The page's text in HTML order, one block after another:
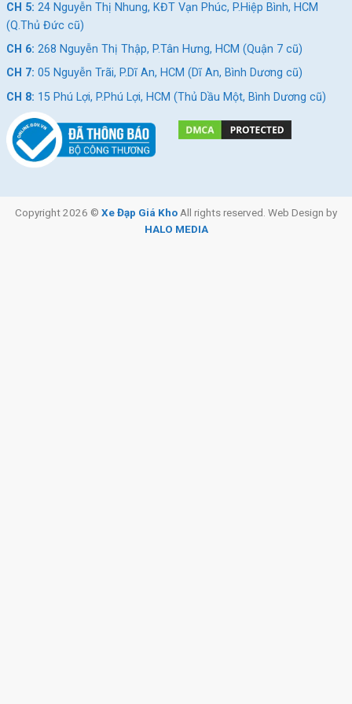
CH 5: 24 Nguyễn Thị Nhung, KĐT Vạn Phúc, P.Hiệp Bình, HCM
(Q.Thủ Đức cũ)
CH 6: 268 Nguyễn Thị Thập, P.Tân Hưng, HCM (Quận 7 cũ)
CH 7: 05 Nguyễn Trãi, P.Dĩ An, HCM (Dĩ An, Bình Dương cũ)
CH 8: 15 Phú Lợi, P.Phú Lợi, HCM (Thủ Dầu Một, Bình Dương cũ)
Copyright 2026 © Xe Đạp Giá Kho All rights reserved. Web Design by
HALO MEDIA